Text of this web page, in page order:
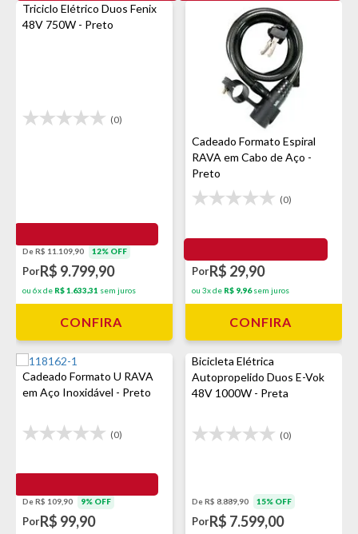
Triciclo Elétrico Duos Fenix
48V 750W - Preto
(0)
De R$ 11.109,90 12% OFF
PorR$ 9.799,90
ou 6x de R$ 1.633,31 sem juros
CONFIRA
Cadeado Formato Espiral
RAVA em Cabo de Aço -
Preto
(0)
PorR$ 29,90
ou 3x de R$ 9,96sem juros
CONFIRA
Cadeado Formato U RAVA
em Aço Inoxidável - Preto
(0)
De R$ 109,90 9% OFF
PorR$ 99,90
Bicicleta Elétrica
Autopropelido Duos E-Vok
48V 1000W - Preta
(0)
De R$ 8.889,90 15% OFF
PorR$ 7.599,00